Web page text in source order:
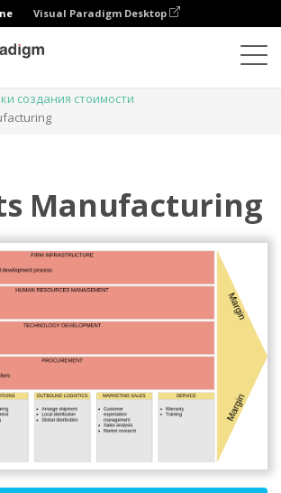
Visual Paradigm Desktop
создания стоимости
Manufacturing